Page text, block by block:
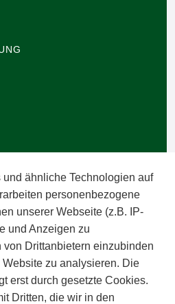
ähnliche Technologien auf
personenbezogene
unserer Webseite (z.B. IP-
und Anzeigen zu
Drittanbietern einzubinden
zu analysieren. Die
erst durch gesetzte Cookies.
Dritten, die wir in den